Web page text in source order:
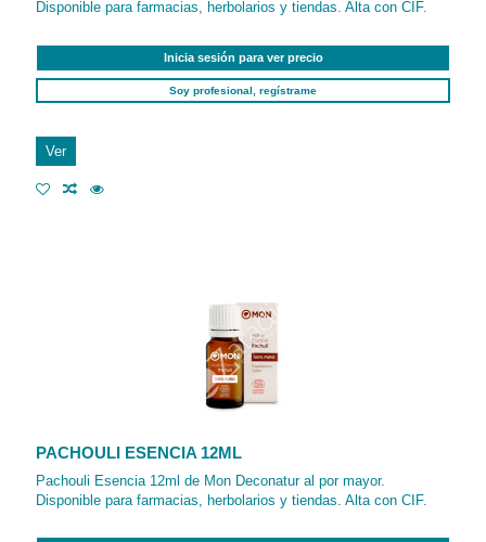
Disponible para farmacias, herbolarios y tiendas. Alta con CIF.
Inicia sesión para ver precio
Soy profesional, regístrame
Ver
PACHOULI ESENCIA 12ML
Pachouli Esencia 12ml de Mon Deconatur al por mayor.
Disponible para farmacias, herbolarios y tiendas. Alta con CIF.